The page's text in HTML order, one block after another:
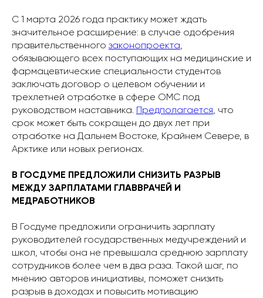
С 1 марта 2026 года практику может ждать
значительное расширение: в случае одобрения
правительственного законопроекта,
обязывающего всех поступающих на медицинские и
фармацевтические специальности студентов
заключать договор о целевом обучении и
трехлетней отработке в сфере ОМС под
руководством наставника. Предполагается, что
срок может быть сокращен до двух лет при
отработке на Дальнем Востоке, Крайнем Севере, в
Арктике или новых регионах.
В ГОСДУМЕ ПРЕДЛОЖИЛИ СНИЗИТЬ РАЗРЫВ
МЕЖДУ ЗАРПЛАТАМИ ГЛАВВРАЧЕЙ И
МЕДРАБОТНИКОВ
В Госдуме предложили ограничить зарплату
руководителей государственных медучреждений и
школ, чтобы она не превышала среднюю зарплату
сотрудников более чем в два раза. Такой шаг, по
мнению авторов инициативы, поможет снизить
разрыв в доходах и повысить мотивацию